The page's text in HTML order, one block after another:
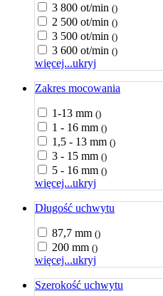
3 800 ot/min ()
2 500 ot/min ()
3 500 ot/min ()
3 600 ot/min ()
więcej...ukryj
Zakres mocowania
1-13 mm ()
1 - 16 mm ()
1,5 - 13 mm ()
3 - 15 mm ()
5 - 16 mm ()
więcej...ukryj
Długość uchwytu
87,7 mm ()
200 mm ()
więcej...ukryj
Szerokość uchwytu